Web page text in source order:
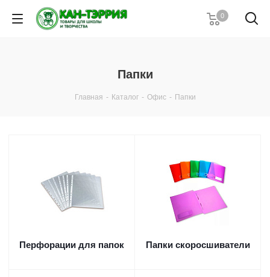
0
Папки
Главная - Каталог - Офис - Папки
Перфорации для папок Папки скоросшиватели